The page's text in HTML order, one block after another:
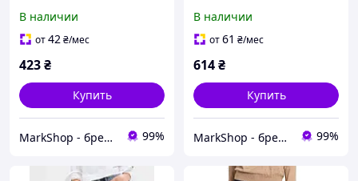
В наличии
от42₴/мес
423₴
Купить
MarkShop - брендовая одежда, обувь, аксессуары 99%
В наличии
от61 ₴/мес
614₴
Купить
MarkShop - брендовая одежда, обувь, аксессуары 99%